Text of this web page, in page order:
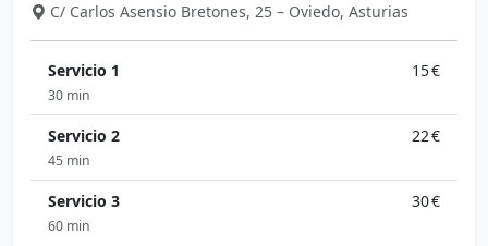
C/ Carlos Asensio Bretones, 25 – Oviedo, Asturias
Servicio 1 15 €
30 min
Servicio 2 22 €
45 min
Servicio 3 30 €
60 min